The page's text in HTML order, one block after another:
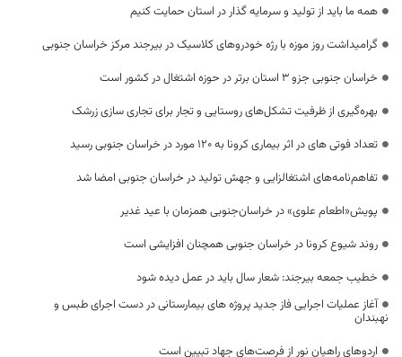
همه ما باید از تولید و سرمایه گذار در استان حمایت کنیم
گرامیداشت روز موزه با رژه خودروهای کلاسیک در بیرجند مرکز خراسان جنوبی
خراسان جنوبی جزو ۳ استان برتر در حوزه اشتغال در کشور است
بهره‌گیری از ظرفیت تشکل‌های روستایی و تجار برای تجاری سازی زرشک
تعداد فوتی های در اثر بیماری کرونا به 120 مورد در خراسان جنوبی رسید
تفاهم‌نامه‌های اشتغالزایی و جهش تولید در خراسان جنوبی امضا شد
پویش«اطعام علوی» در خراسان‌جنوبی همزمان با عید غدیر
روند شیوع کرونا در خراسان جنوبی همچنان افزایشی است
خطیب جمعه بیرجند: شعار سال باید در عمل دیده شود
آغاز عملیات اجرایی فاز جدید پروژه های بیمارستانی در دست اجرای طبس و
نهبندان
اردوهای راهیان نور از فرصت‌های جهاد تبیین است